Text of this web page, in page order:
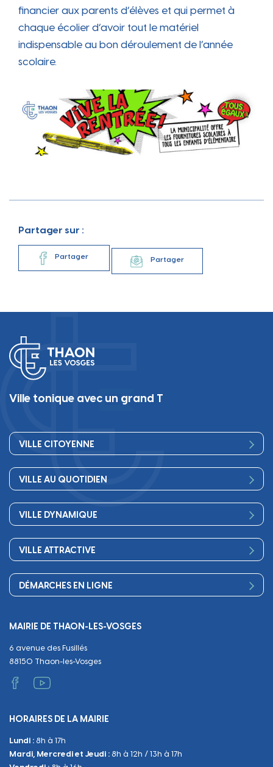
financier aux parents d’élèves et qui permet à
chaque écolier d’avoir tout le matériel
indispensable au bon déroulement de l’année
scolaire.
Partager sur :
Partager Partager
Ville tonique avec un grand T
VILLE CITOYENNE
Conseil Municipal
Les services de la Mairie
Finances
Démocratie participative
Publications
VILLE AU QUOTIDIEN
Petite enfance
Scolarité
Périscolaire
Séniors, social, santé
Circuler
Emploi
VILLE DYNAMIQUE
Culture
Associations
Equipements
VILLE ATTRACTIVE
Commerces et artisanat
Urbanisme
Tranquillité et sécurité
DÉMARCHES EN LIGNE
Décès
Papiers et citoyenneté
Administratif et technique
Manifestations
Urbanisme
Sanitaire et Sécurité
MAIRIE DE THAON-LES-VOSGES
6 avenue des Fusillés
88150 Thaon-les-Vosges
HORAIRES DE LA MAIRIE
Lundi : 8h à 17h
Mardi, Mercredi et Jeudi : 8h à 12h / 13h à 17h